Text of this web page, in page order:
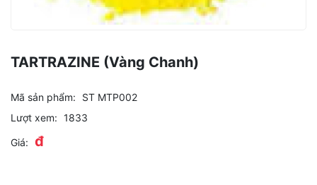
TARTRAZINE (Vàng Chanh)
Mã sản phẩm:
ST MTP002
Lượt xem: 1833
Giá: đ